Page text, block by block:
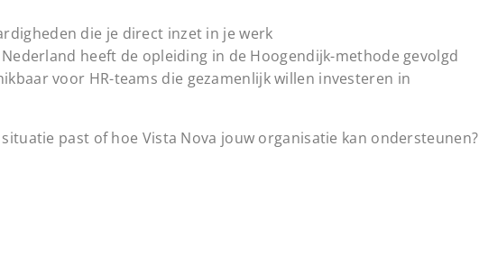
die je direct inzet in je werk
heeft de opleiding in de Hoogendijk-methode gevolgd
voor HR-teams die gezamenlijk willen investeren in
past of hoe Vista Nova jouw organisatie kan ondersteunen?